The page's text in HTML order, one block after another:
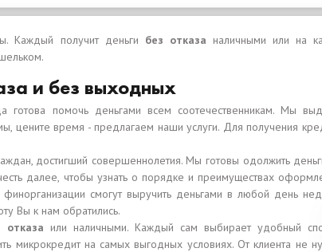
Каждый получит деньги без отказа наличными или на
и без выходных
готова помочь деньгами всем соотечественникам. Мы
цените время - предлагаем наши услуги. Для получения
достигший совершеннолетия. Мы готовы одолжить
далее, чтобы узнать о порядке и преимуществах
смогут выручить деньгами в любой день
Вы к нам обратились.
или наличными. Каждый сам выбирает удобный
микрокредит на самых выгодных условиях. От клиента не